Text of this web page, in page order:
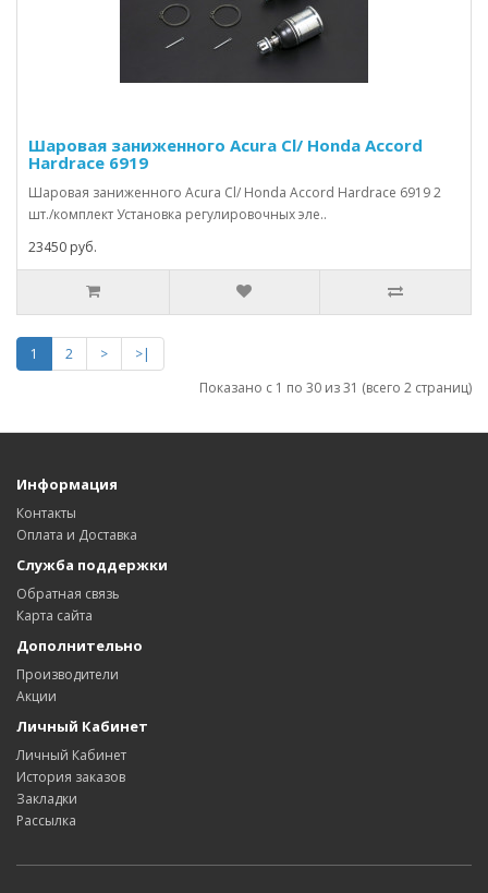
Шаровая заниженного Acura Cl/ Honda Accord
Hardrace 6919
Шаровая заниженного Acura Cl/ Honda Accord Hardrace 6919 2
шт./комплект Установка регулировочных эле..
23450 руб.
1 2 >
>|
Показано с 1 по 30 из 31 (всего 2 страниц)
Информация
Контакты
Оплата и Доставка
Служба поддержки
Обратная связь
Карта сайта
Дополнительно
Производители
Акции
Личный Кабинет
Личный Кабинет
История заказов
Закладки
Рассылка